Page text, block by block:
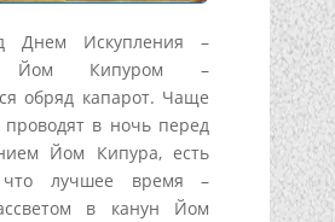
Днем Искупления –
Йом Кипуром –
обряд капарот. Чаще
проводят в ночь перед
Йом Кипура, есть
что лучшее время –
в канун Йом